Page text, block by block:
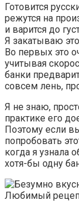
Готовится
режутся на
и варится до
Я закатываю
Во первых это
учитывая
банки
совсем лень,
Я не знаю,
практике его
Поэтому если
попробовать
когда я узнала
хотя-бы одну